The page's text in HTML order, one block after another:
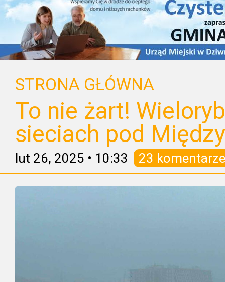
STRONA GŁÓWNA
To nie żart!
sieciach pod
lut 26, 2025 • 10:33 23 komentarze